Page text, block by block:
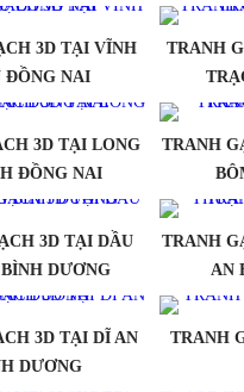
3D TẠI VĨNH
ĐỒNG NAI
TRANH
3D TẠI LONG
ĐỒNG NAI
TRANH
3D TẠI DẦU
DƯƠNG
TRANH
AN
3D TẠI DĨ AN
DƯƠNG
TRANH